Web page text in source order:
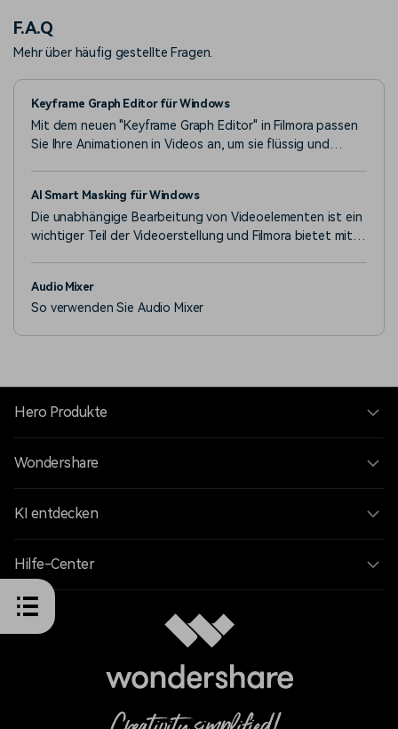
F.A.Q
Mehr über häufig gestellte Fragen.
Keyframe Graph Editor für Windows
Mit dem neuen "Keyframe Graph Editor" in Filmora passen
Sie Ihre Animationen in Videos an, um sie flüssig und
AI Smart Masking für Windows
Die unabhängige Bearbeitung von Videoelementen ist ein
wichtiger Teil der Videoerstellung und Filmora bietet mit
Audio Mixer
So verwenden Sie Audio Mixer
Hero Produkte
Wondershare
KI entdecken
Hilfe-Center